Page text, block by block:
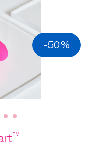
-50%
™